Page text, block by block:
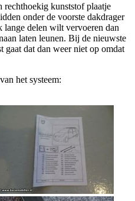
kunststof plaatje
onder de voorste dakdrager
delen wilt vervoeren dan
laten leunen. Bij de nieuwste
gaat dat dan weer niet op omdat
het systeem: